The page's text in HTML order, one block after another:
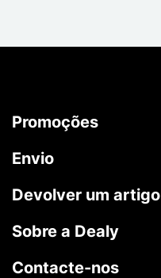
Promoções
Envio
Devolver um artigo
Sobre a Dealy
Contacte-nos